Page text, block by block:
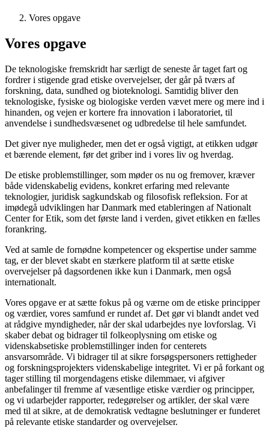
Vores opgave
Vores opgave
De teknologiske fremskridt har særligt de seneste år taget fart og
fordrer i stigende grad etiske overvejelser, der går på tværs af
forskning, data, sundhed og bioteknologi. Samtidig bliver den
teknologiske, fysiske og biologiske verden vævet mere og mere ind i
hinanden, og vejen er kortere fra innovation i laboratoriet, til
anvendelse i sundhedsvæsenet og udbredelse til hele samfundet.
Det giver nye muligheder, men det er også vigtigt, at etikken udgør
et bærende element, før det griber ind i vores liv og hverdag.
De etiske problemstillinger, som møder os nu og fremover, kræver
både videnskabelig evidens, konkret erfaring med relevante
teknologier, juridisk sagkundskab og filosofisk refleksion. For at
imødegå udviklingen har Danmark med etableringen af Nationalt
Center for Etik, som det første land i verden, givet etikken en fælles
forankring.
Ved at samle de fornødne kompetencer og ekspertise under samme
tag, er der blevet skabt en stærkere platform til at sætte etiske
overvejelser på dagsordenen ikke kun i Danmark, men også
internationalt.
Vores opgave er at sætte fokus på og værne om de etiske principper
og værdier, vores samfund er rundet af. Det gør vi blandt andet ved
at rådgive myndigheder, når der skal udarbejdes nye lovforslag. Vi
skaber debat og bidrager til folkeoplysning om etiske og
videnskabsetiske problemstillinger inden for centerets
ansvarsområde. Vi bidrager til at sikre forsøgspersoners rettigheder
og forskningsprojekters videnskabelige integritet. Vi er på forkant og
tager stilling til morgendagens etiske dilemmaer, vi afgiver
anbefalinger til fremme af væsentlige etiske værdier og principper,
og vi udarbejder rapporter, redegørelser og artikler, der skal være
med til at sikre, at de demokratisk vedtagne beslutninger er funderet
på relevante etiske standarder og overvejelser.